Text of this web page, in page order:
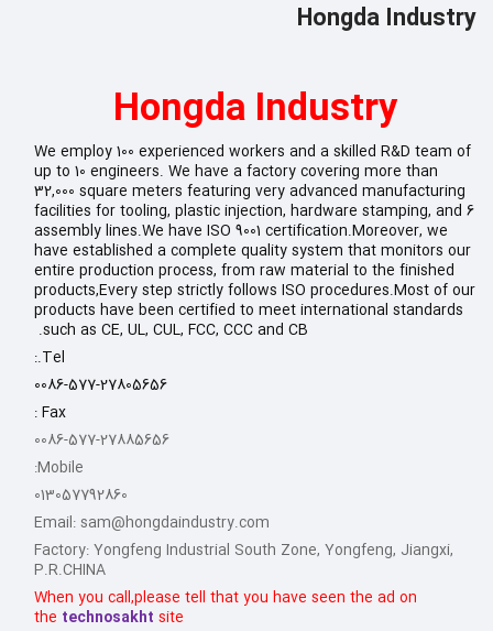
Hongda Industry
Hongda Industry
We employ 100 experienced workers and a skilled R&D team of
up to 10 engineers. We have a factory covering more than
32,000 square meters featuring very advanced manufacturing
facilities for tooling, plastic injection, hardware stamping, and 6
assembly lines.We have ISO 9001 certification.Moreover, we
have established a complete quality system that monitors our
entire production process, from raw material to the finished
products,Every step strictly follows ISO procedures.Most of our
products have been certified to meet international standards
such as CE, UL, CUL, FCC, CCC and CB.
Tel.:
Fax :
0086-577-27885656
Mobile:
Email: sam@hongdaindustry.com
Factory: Yongfeng Industrial South Zone, Yongfeng, Jiangxi,
P.R.CHINA
When you call,please tell that you have seen the ad on
the technosakht site